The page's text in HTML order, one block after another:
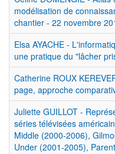
modélisation de
chantier - 22 novembre
Elsa AYACHE -
une pratique du "lâcher
Catherine ROUX
page, approche
Juliette GUILLOT -
séries télévisées
Middle (2000-2006),
Under (2001-2005),